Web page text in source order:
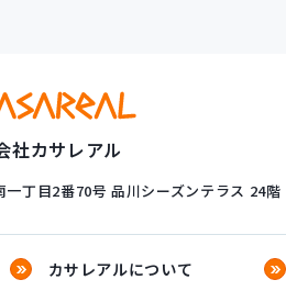
社カサレアル
丁目2番70号 品川シーズンテラス 24階
カサレアルについて